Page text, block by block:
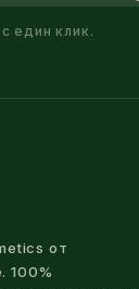
един клик.
от
100%